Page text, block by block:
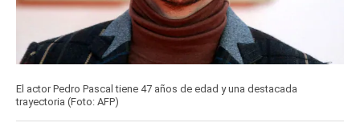
El actor Pedro Pascal tiene 47 años de edad y una destacada
trayectoria (Foto: AFP)